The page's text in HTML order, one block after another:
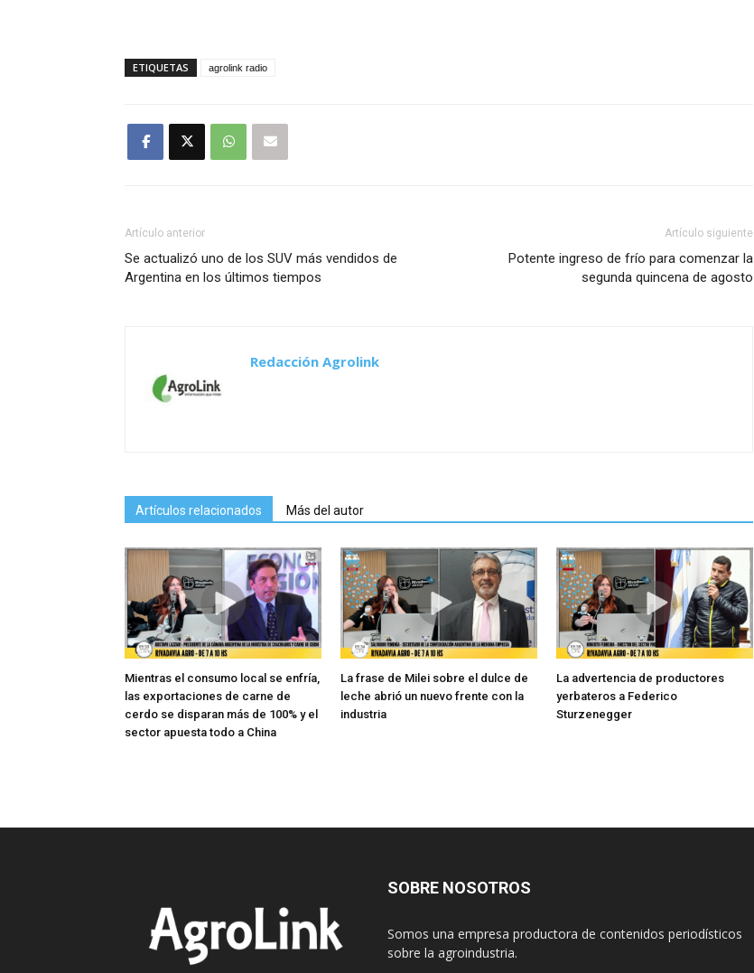
ETIQUETAS agrolink radio
Artículo anterior
Se actualizó uno de los SUV más vendidos de
Argentina en los últimos tiempos
Artículo siguiente
Potente ingreso de frío para comenzar la
segunda quincena de agosto
Redacción Agrolink
Artículos relacionados Más del autor
Mientras el consumo local se enfría,
las exportaciones de carne de
cerdo se disparan más de 100% y el
sector apuesta todo a China
La frase de Milei sobre el dulce de
leche abrió un nuevo frente con la
industria
La advertencia de productores
yerbateros a Federico
Sturzenegger
SOBRE NOSOTROS
Somos una empresa productora de contenidos periodísticos
sobre la agroindustria.